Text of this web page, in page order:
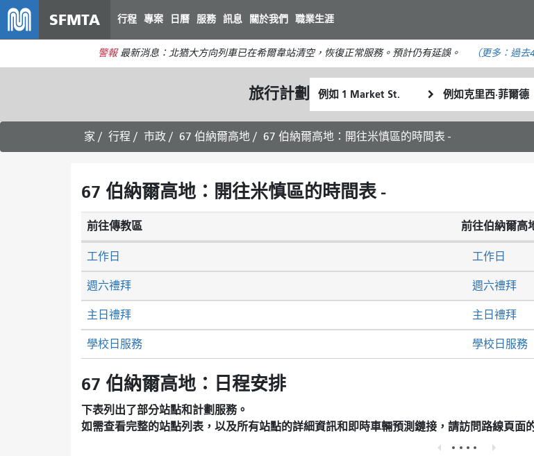
主
內
容
SFMTA 行程 專案 日曆 服務 訊息 關於我們 職業生涯
警報 最新消息：北猶大方向列車已在希爾韋站清空，恢復正常服務。預計仍有延誤。 （更多： 過去
旅行計劃
起
始
位
置
終
點
位
置
我
希
的
式
家 行程 市政 67 伯納爾高地 67 伯納爾高地：開往米慎區的時間表 -
67 伯納爾高地：開往米慎區的時間表 -
前往傳教區 前往伯納爾高
週六禮拜 週六禮拜
主日禮拜 主日禮拜
工作日 工作日
學校日服務 學校日服務
67 伯納爾高地：日程安排
下表列出了部分站點和計劃服務。
如需查看完整的站點列表，以及所有站點的詳細資訊和即時車輛預測鏈接，請訪問路線頁面